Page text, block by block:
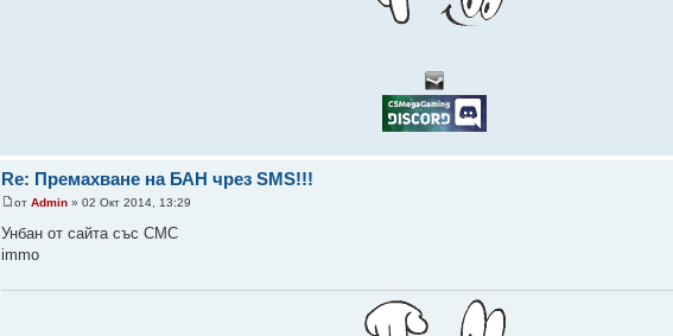
Re: Премахване на БАН чрез SMS!!!
отAdmin » 02 Окт 2014, 13:29
Унбан от сайта със СМС
immo